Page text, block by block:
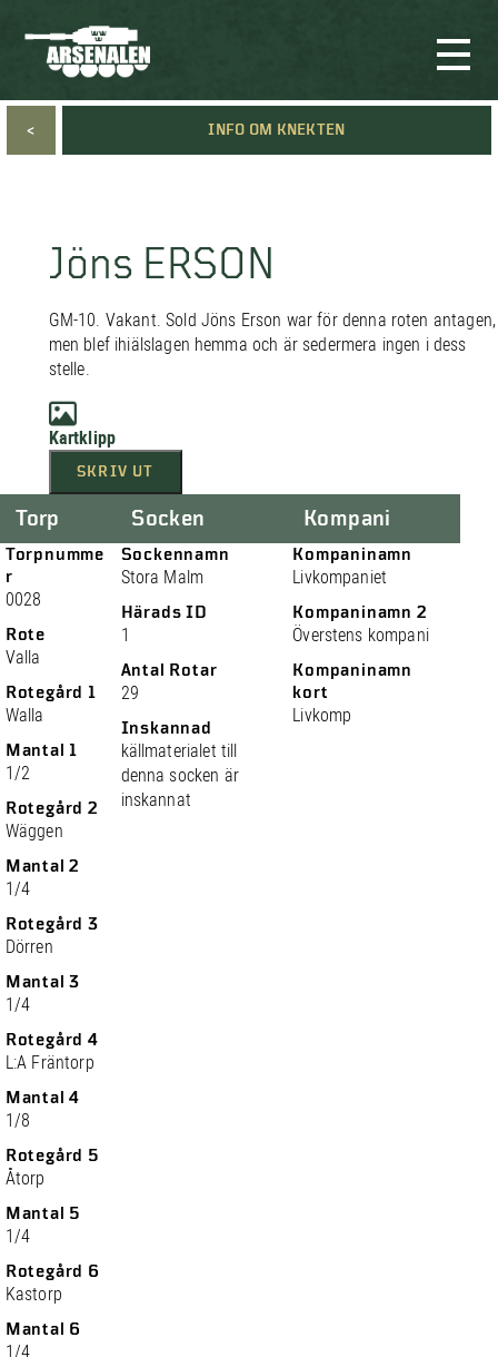
< INFO OM KNEKTEN
Jöns ERSON
GM-10. Vakant. Sold Jöns Erson war för denna roten antagen,
men blef ihiälslagen hemma och är sedermera ingen i dess
stelle.
Kartklipp
SKRIV UT
Torp
Torpnumme
r
0028
Rote
Valla
Rotegård 1
Walla
Mantal 1
1/2
Rotegård 2
Wäggen
Mantal 2
1/4
Rotegård 3
Dörren
Mantal 3
1/4
Rotegård 4
L:A Fräntorp
Mantal 4
1/8
Rotegård 5
Åtorp
Mantal 5
1/4
Rotegård 6
Kastorp
Mantal 6
1/4
Socken
Sockennamn
Stora Malm
Härads ID
1
Antal Rotar
29
Inskannad
källmaterialet till
denna socken är
inskannat
Kompani
Kompaninamn
Livkompaniet
Kompaninamn 2
Överstens kompani
Kompaninamn
kort
Livkomp